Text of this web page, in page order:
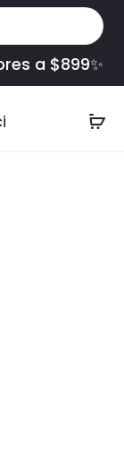
a $899✨